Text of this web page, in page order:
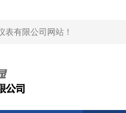
表有限公司网站 ！